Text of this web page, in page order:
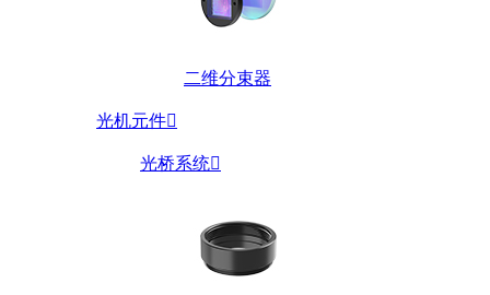
二维分束器
光机元件
光桥系统